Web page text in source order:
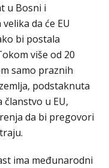
u Bosni i
da će EU
bi postala
više od 20
samo praznih
podstaknuta
u EU,
da bi pregovori
ima međunarodni